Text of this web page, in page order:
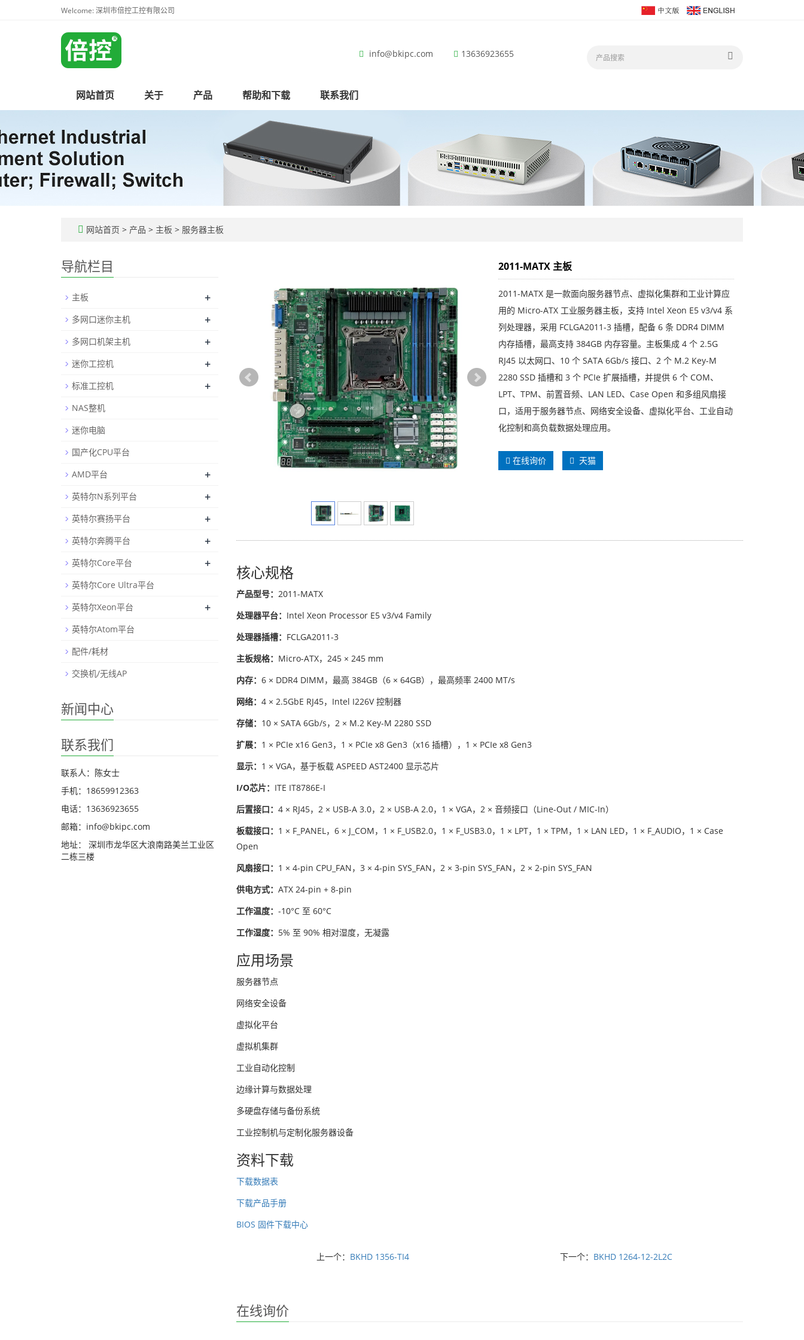
Welcome: 深圳市倍控工控有限公司
info@bkipc.com 13636923655
网站首页 关于 产品 帮助和下载 联系我们
网站首页 > 产品 > 主板 > 服务器主板
2011-MATX 主板
2011-MATX 是一款面向服务器节点、虚拟化集群和工业计算应
用的 Micro-ATX 工业服务器主板，支持 Intel Xeon E5 v3/v4 系
列处理器，采用 FCLGA2011-3 插槽，配备 6 条 DDR4 DIMM
内存插槽，最高支持 384GB 内存容量。主板集成 4 个 2.5G
RJ45 以太网口、10 个 SATA 6Gb/s 接口、2 个 M.2 Key-M
2280 SSD 插槽和 3 个 PCIe 扩展插槽，并提供 6 个 COM、
LPT、TPM、前置音频、LAN LED、Case Open 和多组风扇接
口，适用于服务器节点、网络安全设备、虚拟化平台、工业自动
化控制和高负载数据处理应用。
在线询价 天猫
核心规格
产品型号： 2011-MATX
处理器平台： Intel Xeon Processor E5 v3/v4 Family
处理器插槽： FCLGA2011-3
主板规格： Micro-ATX，245 × 245 mm
内存： 6 × DDR4 DIMM，最高 384GB（6 × 64GB），最高频率 2400 MT/s
网络： 4 × 2.5GbE RJ45，Intel I226V 控制器
存储： 10 × SATA 6Gb/s，2 × M.2 Key-M 2280 SSD
扩展： 1 × PCIe x16 Gen3，1 × PCIe x8 Gen3（x16 插槽），1 × PCIe x8 Gen3
显示： 1 × VGA，基于板载 ASPEED AST2400 显示芯片
I/O芯片： ITE IT8786E-I
后置接口： 4 × RJ45，2 × USB-A 3.0，2 × USB-A 2.0，1 × VGA，2 × 音频接口（Line-Out / MIC-In）
板载接口： 1 × F_PANEL，6 × J_COM，1 × F_USB2.0，1 × F_USB3.0，1 × LPT，1 × TPM，1 × LAN LED，1 × F_AUDIO，1 × Case
Open
风扇接口： 1 × 4-pin CPU_FAN，3 × 4-pin SYS_FAN，2 × 3-pin SYS_FAN，2 × 2-pin SYS_FAN
供电方式： ATX 24-pin + 8-pin
工作温度： -10°C 至 60°C
工作湿度： 5% 至 90% 相对湿度，无凝露
应用场景
服务器节点
网络安全设备
虚拟化平台
虚拟机集群
工业自动化控制
边缘计算与数据处理
多硬盘存储与备份系统
工业控制机与定制化服务器设备
资料下载
下载数据表
下载产品手册
BIOS 固件下载中心
上一个： BKHD 1356-TI4 下一个： BKHD 1264-12-2L2C
在线询价
导航栏目
主板 +
多网口迷你主机 +
多网口机架主机 +
迷你工控机 +
标准工控机 +
NAS整机
迷你电脑
国产化CPU平台
AMD平台
+
英特尔N系列平台 +
英特尔赛扬平台 +
英特尔奔腾平台 +
英特尔Core平台 +
英特尔Core Ultra平台
英特尔Xeon平台
+
英特尔Atom平台
配件/耗材
交换机/无线AP
新闻中心
联系我们
联系人：陈女士
手机：18659912363
电话：13636923655
邮箱：info@bkipc.com
地址： 深圳市龙华区大浪南路美兰工业区
二栋三楼